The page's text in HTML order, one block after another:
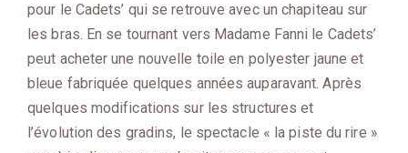
pour le Cadets’ qui se retrouve avec un chapiteau sur
les bras. En se tournant vers Madame Fanni le Cadets’
peut acheter une nouvelle toile en polyester jaune et
bleue fabriquée quelques années auparavant. Après
quelques modifications sur les structures et
l’évolution des gradins, le spectacle « la piste du rire »